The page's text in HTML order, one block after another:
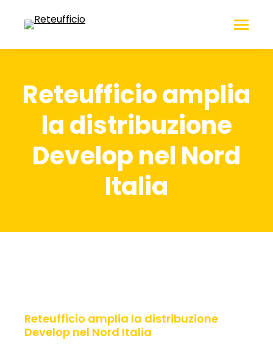
Reteufficio amplia
la distribuzione
Develop nel Nord
Italia
Reteufficio amplia la distribuzione
Develop nel Nord Italia